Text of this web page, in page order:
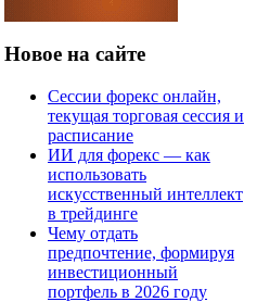
Новое на сайте
Сессии форекс онлайн,
текущая торговая сессия и
расписание
ИИ для форекс — как
использовать
искусственный интеллект
в трейдинге
Чему отдать
предпочтение, формируя
инвестиционный
портфель в 2026 году